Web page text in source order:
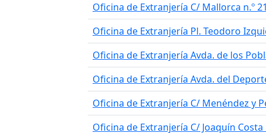
Oficina de Extranjería C/ Mallorca n.º
Oficina de Extranjería Pl. Teodoro
Oficina de Extranjería Avda. de los
Oficina de Extranjería Avda. del
Oficina de Extranjería C/ Menéndez y
Oficina de Extranjería C/ Joaquín Costa